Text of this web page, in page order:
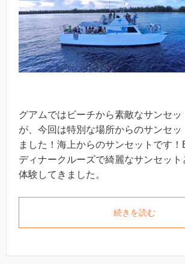
グアムではビーチから素敵なサンセッ
が、今回は特別な場所からのサンセッ
ました！海上からのサンセットです！
ディナークルーズで綺麗なサンセット
体験してきました。
続きを読む